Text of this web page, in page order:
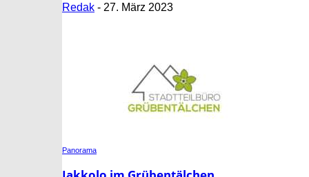
Redak - 27. März 2023
Panorama